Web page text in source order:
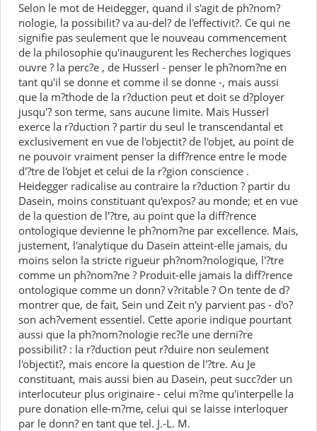
Selon le mot de Heidegger, quand il s'agit de ph?nom?
nologie, la possibilit? va au-del? de l'effectivit?. Ce qui ne
signifie pas seulement que le nouveau commencement
de la philosophie qu'inaugurent les Recherches logiques
ouvre ? la perc?e , de Husserl - penser le ph?nom?ne en
tant qu'il se donne et comme il se donne -, mais aussi
que la m?thode de la r?duction peut et doit se d?ployer
jusqu'? son terme, sans aucune limite. Mais Husserl
exerce la r?duction ? partir du seul le transcendantal et
exclusivement en vue de l'objectit? de l'objet, au point de
ne pouvoir vraiment penser la diff?rence entre le mode
d'?tre de l'objet et celui de la r?gion conscience .
Heidegger radicalise au contraire la r?duction ? partir du
Dasein, moins constituant qu'expos? au monde; et en vue
de la question de l'?tre, au point que la diff?rence
ontologique devienne le ph?nom?ne par excellence. Mais,
justement, l'analytique du Dasein atteint-elle jamais, du
moins selon la stricte rigueur ph?nom?nologique, l'?tre
comme un ph?nom?ne ? Produit-elle jamais la diff?rence
ontologique comme un donn? v?ritable ? On tente de d?
montrer que, de fait, Sein und Zeit n'y parvient pas - d'o?
son ach?vement essentiel. Cette aporie indique pourtant
aussi que la ph?nom?nologie rec?le une derni?re
possibilit? : la r?duction peut r?duire non seulement
l'objectit?, mais encore la question de l'?tre. Au Je
constituant, mais aussi bien au Dasein, peut succ?der un
interlocuteur plus originaire - celui m?me qu'interpelle la
pure donation elle-m?me, celui qui se laisse interloquer
par le donn? en tant que tel. J.-L. M.